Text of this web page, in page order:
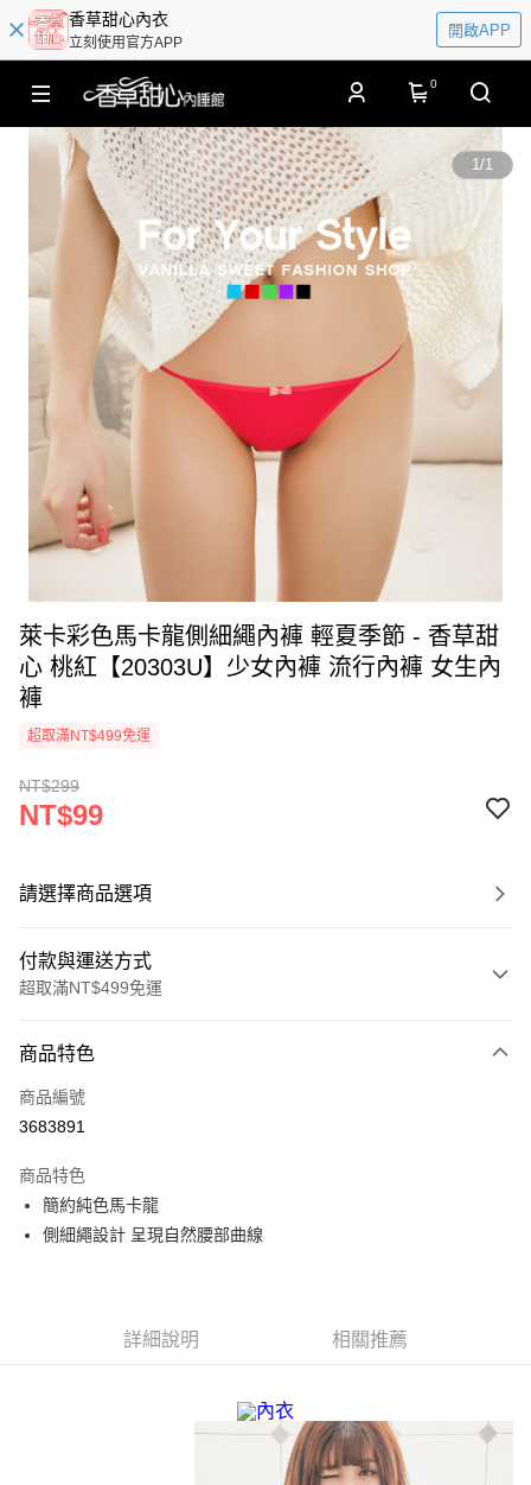
香草甜心內衣
立刻使用官方APP
開啟APP
0
1/1
萊卡彩色馬卡龍側細繩內褲 輕夏季節 - 香草甜
心 桃紅【20303U】少女內褲 流行內褲 女生內
褲
超取滿NT$499免運
NT$299
NT$99
請選擇商品選項
付款與運送方式
超取滿NT$499免運
信用卡一次付款
超商取貨付款
Apple Pay
街口支付
【關於「AFTEE先享後付」】
AFTEE先享後付是「在收到商品之後才付款」的支付方式。 讓您購物簡單
商品特色
商品編號
3683891
商品特色
簡約純色馬卡龍
側細繩設計 呈現自然腰部曲線
詳細說明 相關推薦